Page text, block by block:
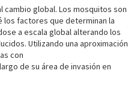
global. Los mosquitos son
los factores que determinan la
a escala global alterando los
Utilizando una aproximación
con
de su área de invasión en